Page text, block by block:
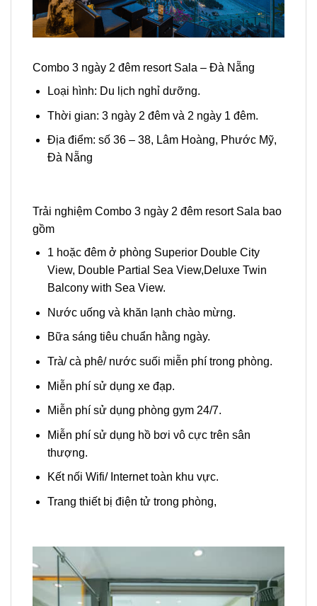
Combo 3 ngày 2 đêm resort Sala – Đà Nẵng
Loại hình: Du lịch nghỉ dưỡng.
Thời gian: 3 ngày 2 đêm và 2 ngày 1 đêm.
Địa điểm: số 36 – 38, Lâm Hoàng, Phước Mỹ,
Đà Nẵng
Trải nghiệm Combo 3 ngày 2 đêm resort Sala bao
gồm
1 hoặc đêm ở phòng Superior Double City
View, Double Partial Sea View,Deluxe Twin
Balcony with Sea View.
Nước uống và khăn lạnh chào mừng.
Bữa sáng tiêu chuẩn hằng ngày.
Trà/ cà phê/ nước suối miễn phí trong phòng.
Miễn phí sử dụng xe đạp.
Miễn phí sử dụng phòng gym 24/7.
Miễn phí sử dụng hồ bơi vô cực trên sân
thượng.
Kết nối Wifi/ Internet toàn khu vực.
Trang thiết bị điện tử trong phòng,